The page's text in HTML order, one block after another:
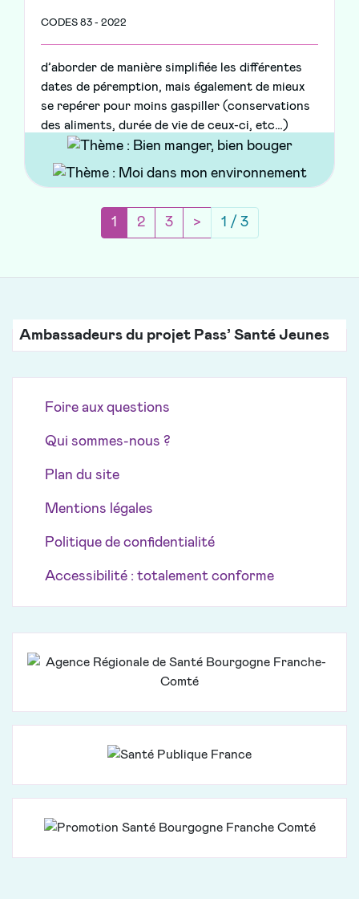
CODES 83 - 2022
d’aborder de manière simplifiée les différentes
dates de péremption, mais également de mieux
se repérer pour moins gaspiller (conservations
des aliments, durée de vie de ceux-ci, etc…)
1 (current)
2 3 >Page suivante
1 / 3
Ambassadeurs du projet Pass’ Santé Jeunes
Foire aux questions
Qui sommes-nous ?
Plan du site
Mentions légales
Politique de confidentialité
Accessibilité : totalement conforme